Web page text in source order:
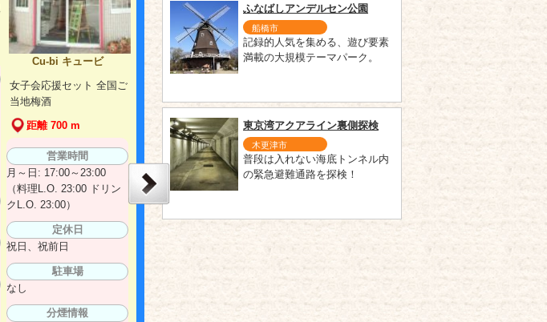
Cu-bi キュービ
女子会応援セット 全国ご
当地梅酒
距離 700 m
営業時間
月～日: 17:00～23:00
（料理L.O. 23:00 ドリン
クL.O. 23:00）
定休日
祝日、祝前日
駐車場
なし
分煙情報
ふなばしアンデルセン公園
船橋市
記録的人気を集める、遊び要素
満載の大規模テーマパーク。
東京湾アクアライン裏側探検
木更津市
普段は入れない海底トンネル内
の緊急避難通路を探検！